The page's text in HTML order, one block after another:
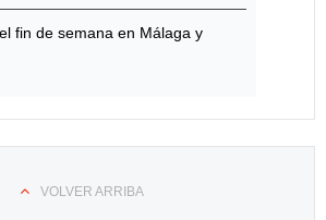
fin de semana en Málaga y
VOLVER ARRIBA